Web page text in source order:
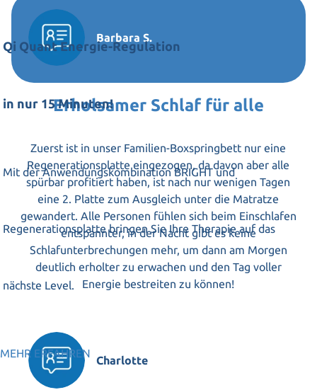
Qi Quant Energie-Regulation
in nur 15 Minuten!
Mit der Anwendungskombination BRIGHT und
Regenerationsplatte bringen Sie Ihre Therapie auf das
nächste Level.
MEHR ERFAHREN
Barbara S.
Erholsamer Schlaf für alle
Zuerst ist in unser Familien-Boxspringbett nur eine
Regenerationsplatte eingezogen, da davon aber alle
spürbar profitiert haben, ist nach nur wenigen Tagen
eine 2. Platte zum Ausgleich unter die Matratze
gewandert. Alle Personen fühlen sich beim Einschlafen
entspannter, in der Nacht gibt es keine
Schlafunterbrechungen mehr, um dann am Morgen
deutlich erholter zu erwachen und den Tag voller
Energie bestreiten zu können!
Charlotte